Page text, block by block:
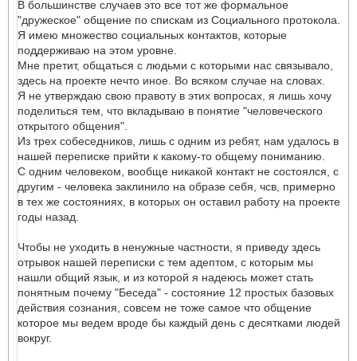
В большинстве случаев это все тот же формальное
"дружеское" общение по спискам из Социального протокола.
Я имею множество социальных контактов, которые
поддерживаю на этом уровне.
Мне претит, общаться с людьми с которыми нас связывало,
здесь на проекте нечто иное. Во всяком случае на словах.
Я не утверждаю свою правоту в этих вопросах, я лишь хочу
поделиться тем, что вкладываю в понятие "человеческого
открытого общения".
Из трех собеседников, лишь с одним из ребят, нам удалось в
нашей переписке прийти к какому-то общему пониманию.
С одним человеком, вообще никакой контакт не состоялся, с
другим - человека заклинило на образе себя, чсв, примерно
в тех же состояниях, в которых он оставил работу на проекте
годы назад.
Чтобы не уходить в ненужные частности, я приведу здесь
отрывок нашей переписки с тем адептом, с которым мы
нашли общий язык, и из которой я надеюсь может стать
понятным почему "Беседа" - состояние 12 простых базовых
действия сознания, совсем не тоже самое что общение
которое мы ведем вроде бы каждый день с десятками людей
вокруг.